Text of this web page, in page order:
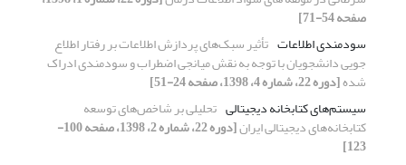
صفحه 54-71]
سودمندی اطلاعات تأثیر سبک‌های پردازش اطلاعات بر رفتار اطلاع
جویی دانشجویان با توجه به نقش میانجی اضطراب و سودمندی ادراک
شده[دوره 22، شماره 4، 1398، صفحه 24-51]
سیستم‌های کتابخانه دیجیتالی تحلیلی بر شاخص‌های توسعه
کتابخانه‌های دیجیتالی ایران [دوره 22، شماره 2، 1398، صفحه 100-
123]